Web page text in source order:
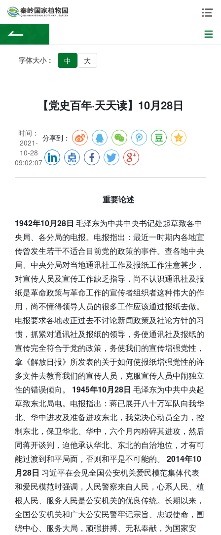
字体大小： 中 大
【党史百年·天天读】10月28日
时间：
2021-
10-28
09:02:07
分享到：
重要论述
1942年10月28日 毛泽东为中共中央书记处起草致各中
央局、各分局的电报。电报指出：最近一时期内各地宣
传曾发生若干不适合目前党的政策的事件。查各地中央
局、中央分局对当地通讯社工作及报纸工作注意甚少，
对宣传人员及宣传工作缺乏指导，尚不认识通讯社及报
纸是革命政策与革命工作的宣传者组织者这种伟大的作
用，尚不懂得领导人员的很多工作应该通过报纸去做。
电报要求各地改正过去不讨论新闻政策及社论方针的习
惯，抓紧对通讯社及报纸的领导，务使通讯社及报纸的
宣传完全符合于党的政策，务使我们的宣传增强党性，
拿《解放日报》所发表的关于如何使报纸增强党性的许
多文件去教育我们的宣传人员，克服宣传人员中闹独立
性的错误倾向。 1945年10月28日 毛泽东为中共中央起
草致东北局电。电报指出：蒋已展开八十万军队向我华
北、华中进攻及准备进攻东北，我党决心动员全力，控
制东北，保卫华北、华中，六个月内粉碎其进攻，然后
同蒋开谈判，迫他承认华北、东北的自治地位，才有可
能过渡到和平局面，否则和平是不可能的。 2014年10
月28日 习近平在会见全国公安机关爱民模范集体代表
和爱民模范时强调，人民警察来自人民，心系人民、植
根人民、服务人民是公安机关的优良传统。长期以来，
全国公安机关和广大公安民警牢记宗旨、忠诚使命，围
绕中心、服务大局，顽强拼搏、无私奉献，为国家安